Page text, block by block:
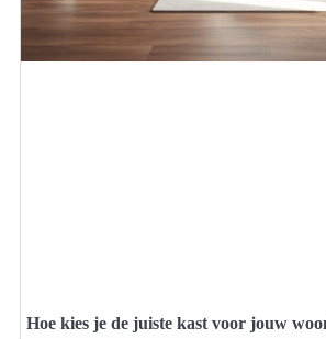
Hoe kies je de juiste kast voor jouw